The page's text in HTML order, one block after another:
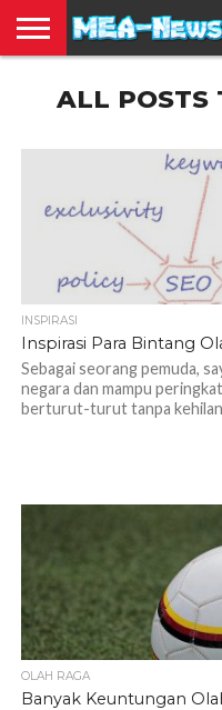
TERBARU
EDUKASI
HIBURAN
INSPIRASI
KESEHATAN
KULINER
OLAH
RAGA
OTOMOTIF
TRAVEL
JUAL
BELI
ALL POSTS
INSPIRASI
Inspirasi Para Bintang
Sebagai seorang pemuda,
negara dan mampu
berturut-turut tanpa
OLAH RAGA
Banyak Keuntungan